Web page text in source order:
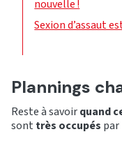
nouvelle !
Sexion d’assaut
Plannings
Reste à savoirquand
sont très occupés